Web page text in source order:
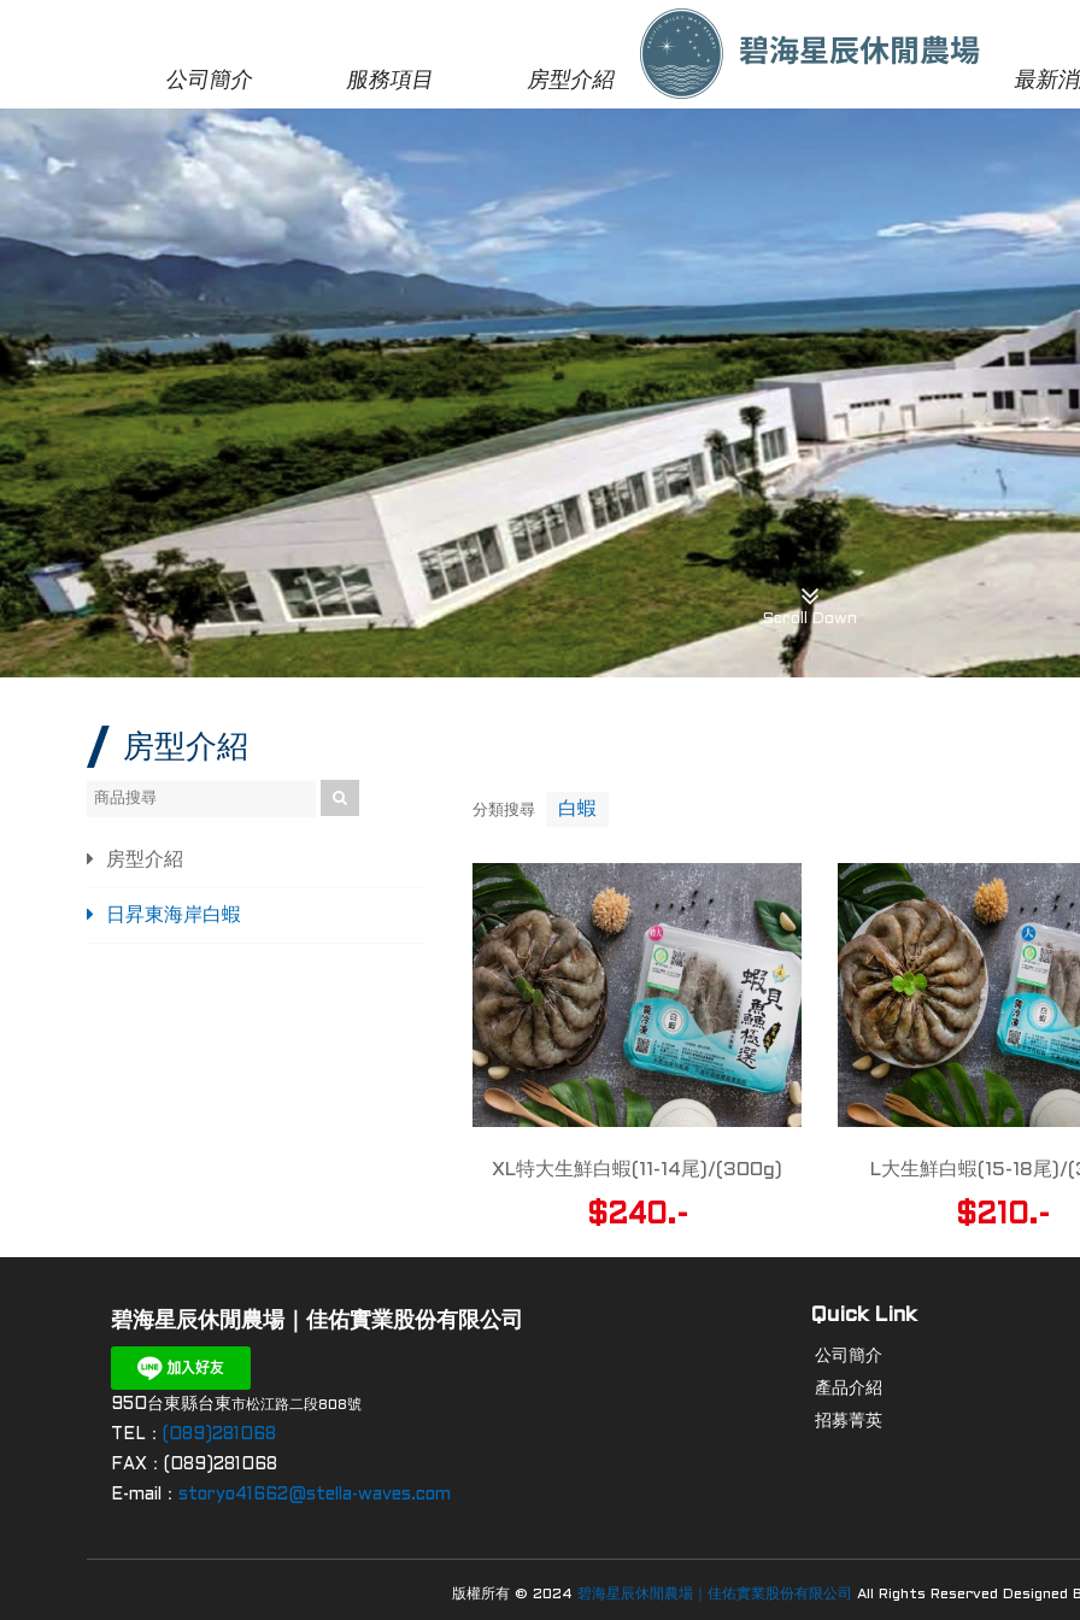
公司簡介 服務項目 房型介紹 最新
Scroll Down
房型介紹
房型介紹
日昇東海岸白蝦
分類搜尋 白蝦
XL特大生鮮白蝦(11-14尾)/(300g)
$240.-
L大生鮮白蝦(15-18尾
$210.-
碧海星辰休閒農場｜佳佑實業股份有限公司
950台東縣台東市松江路二段808號
TEL：
(089)281068
FAX：(089)281068
E-mail： storyo41662@stella-waves.com
Quick Link
公司簡介
產品介紹
招募菁英
版權所有 © 2024 碧海星辰休閒 農場｜佳佑實業股份有限公司 All Rights Reserved Designed